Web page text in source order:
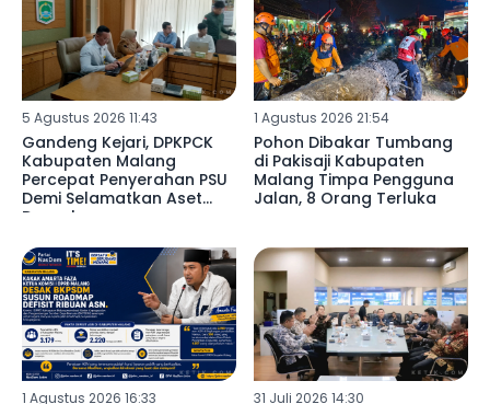
5 Agustus 2026 11:43
Gandeng Kejari, DPKPCK
Kabupaten Malang
Percepat Penyerahan PSU
Demi Selamatkan Aset
Daerah ‎
1 Agustus 2026 21:54
Pohon Dibakar Tumbang
di Pakisaji Kabupaten
Malang Timpa Pengguna
Jalan, 8 Orang Terluka
1 Agustus 2026 16:33 31 Juli 2026 14:30